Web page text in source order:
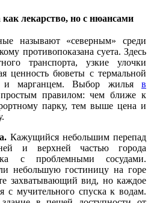
лекарство, но с нюансами
называют «северным» среди
противопоказана суета. Здесь
транспорта, узкие улочки
ценность бюветы с термальной
и марганцем. Выбор жилья в
простым правилом: чем ближе к
парку, тем выше цена и
Кажущийся небольшим перепад
и верхней частью города
с проблемными сосудами.
небольшую гостиницу на горе
захватывающий вид, но каждое
с мучительного спуска к водам.